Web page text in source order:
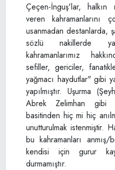
Çeçen-İnguş'lar, halkın
veren kahramanlarını
usanmadan destanlarda,
sözlü nakillerde
kahramanlarımız
sefiller, gericiler,
yağmacı haydutlar" gibi
yapılmıştır. Uşurma
Abrek Zelimhan gibi
basitinden hiç mi hiç
unutturulmak istenmiştir.
bu kahramanları anmış/
kendisi için gurur
durmamıştır.